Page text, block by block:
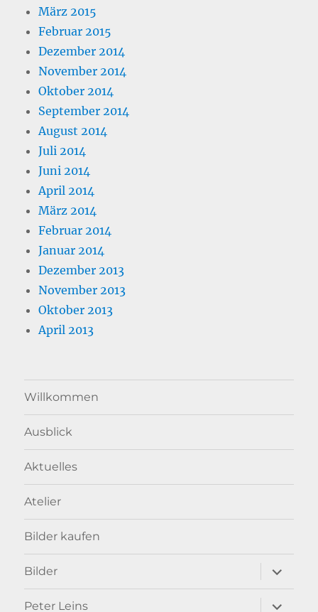
März 2015
Februar 2015
Dezember 2014
November 2014
Oktober 2014
September 2014
August 2014
Juli 2014
Juni 2014
April 2014
März 2014
Februar 2014
Januar 2014
Dezember 2013
November 2013
Oktober 2013
April 2013
Willkommen
Ausblick
Aktuelles
Atelier
Bilder kaufen
Bilder
anzeigen
Peter Leins